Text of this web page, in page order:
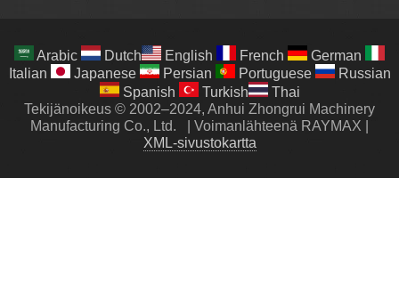
Arabic Dutch English French
German
Italian
Japanese Persian Portuguese
Russian
Spanish
Turkish
Thai
Tekijänoikeus © 2002–2024, Anhui Zhongrui Machinery
Manufacturing Co., Ltd.
Voimanlähteenä RAYMAX
XML-sivustokartta